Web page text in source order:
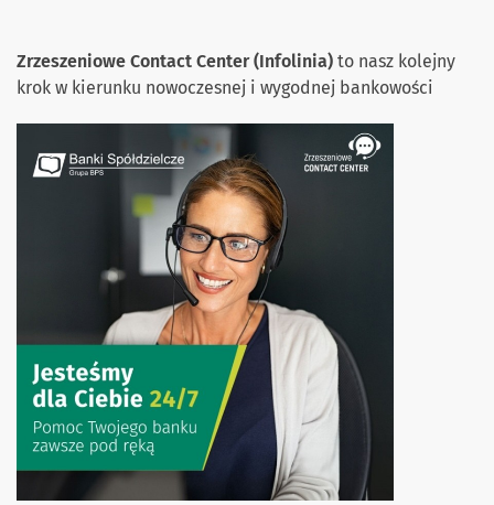
Zrzeszeniowe Contact Center (Infolinia) to nasz kolejny
krok w kierunku nowoczesnej i wygodnej bankowości